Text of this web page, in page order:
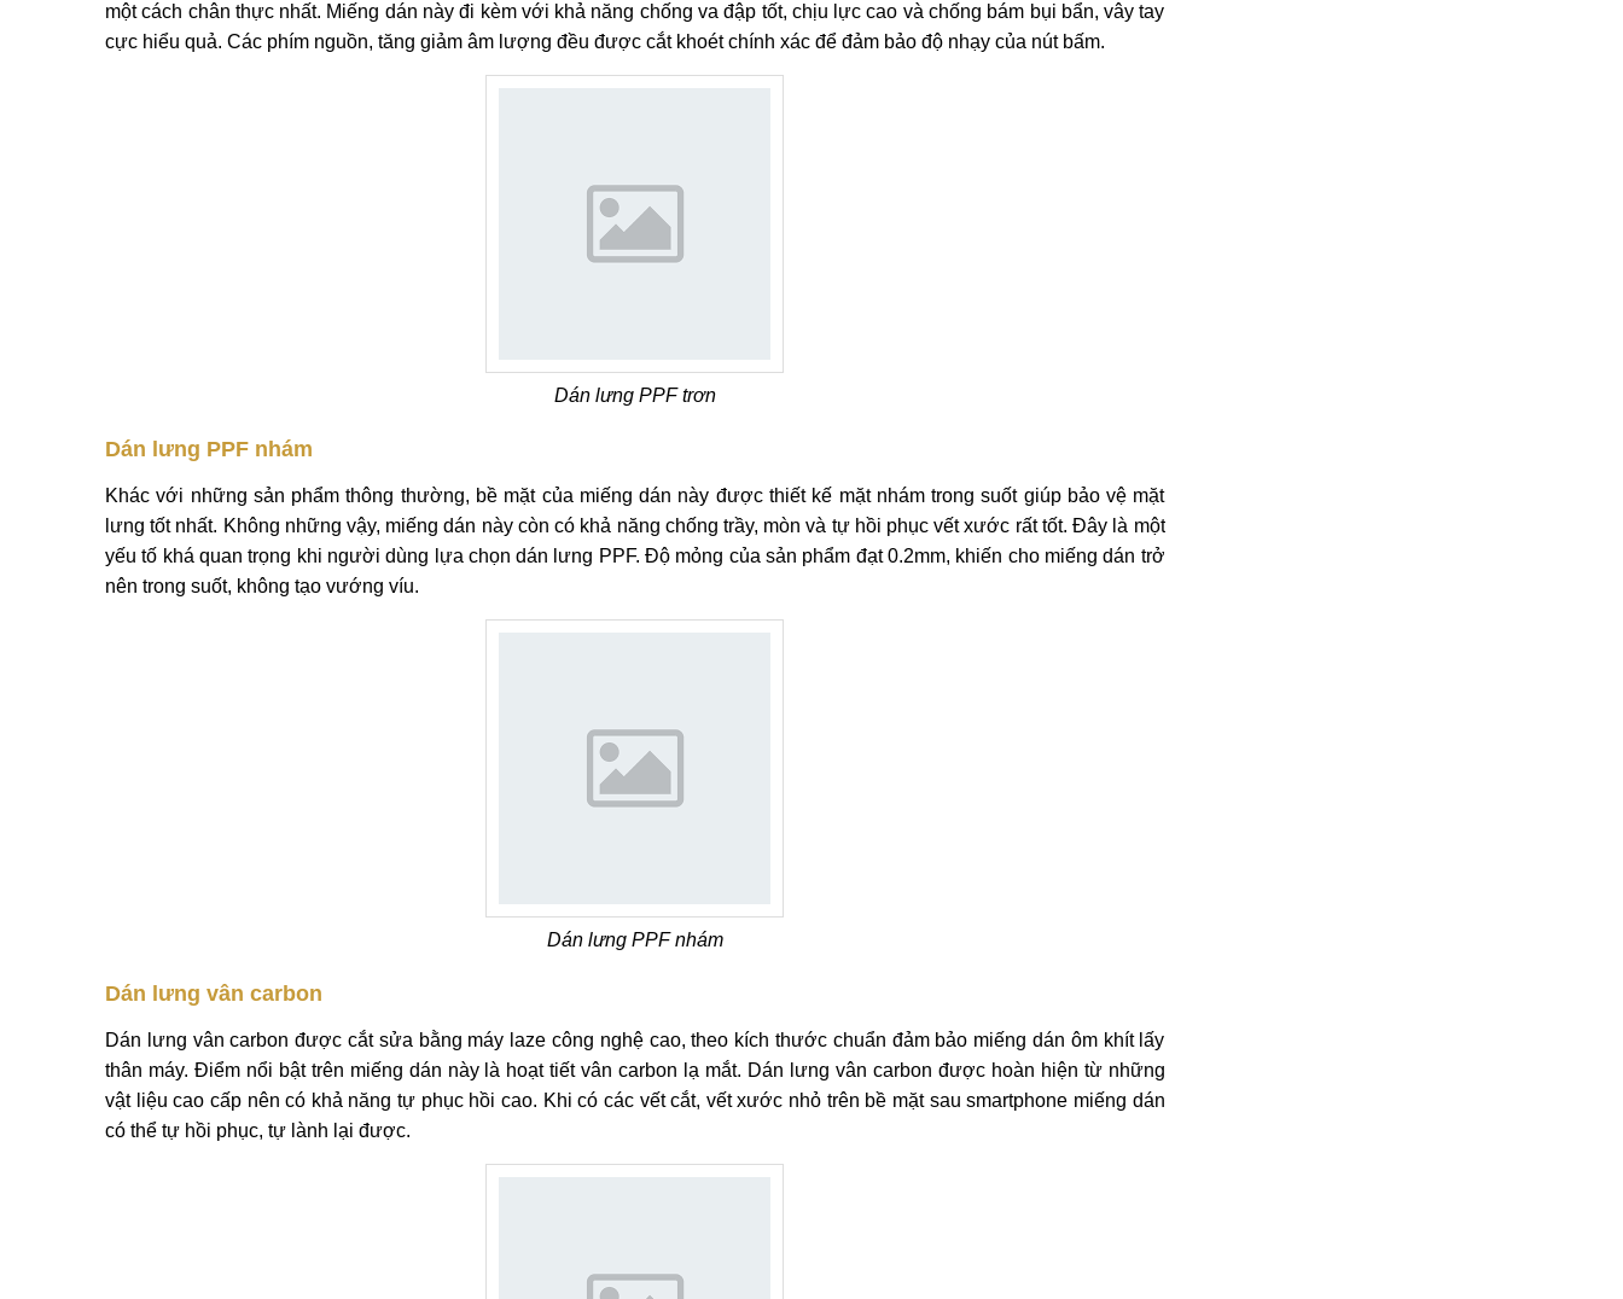
một cách chân thực nhất. Miếng dán này đi kèm với khả năng chống va đập tốt, chịu lực cao và chống bám bụi bẩn, vây tay
cực hiểu quả. Các phím nguồn, tăng giảm âm lượng đều được cắt khoét chính xác để đảm bảo độ nhạy của nút bấm.
Dán lưng PPF trơn
Dán lưng PPF nhám
Khác với những sản phẩm thông thường, bề mặt của miếng dán này được thiết kế mặt nhám trong suốt giúp bảo vệ mặt
lưng tốt nhất. Không những vậy, miếng dán này còn có khả năng chống trầy, mòn và tự hồi phục vết xước rất tốt. Đây là một
yếu tố khá quan trọng khi người dùng lựa chọn dán lưng PPF. Độ mỏng của sản phẩm đạt 0.2mm, khiến cho miếng dán trở
nên trong suốt, không tạo vướng víu.
Dán lưng PPF nhám
Dán lưng vân carbon
Dán lưng vân carbon được cắt sửa bằng máy laze công nghệ cao, theo kích thước chuẩn đảm bảo miếng dán ôm khít lấy
thân máy. Điểm nổi bật trên miếng dán này là hoạt tiết vân carbon lạ mắt. Dán lưng vân carbon được hoàn hiện từ những
vật liệu cao cấp nên có khả năng tự phục hồi cao. Khi có các vết cắt, vết xước nhỏ trên bề mặt sau smartphone miếng dán
có thể tự hồi phục, tự lành lại được.